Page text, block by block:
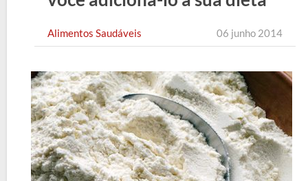
Alimentos Saudáveis 06 junho 2014